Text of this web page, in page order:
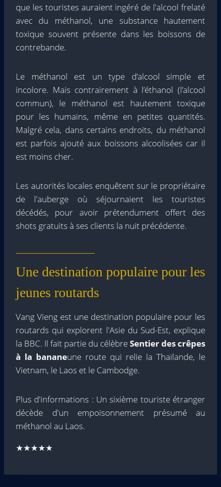
que les touristes auraient ingéré de l'alcool frelaté
avec du méthanol, une substance hautement
toxique souvent présente dans les boissons de
contrebande.
Le méthanol est un type d’alcool simple et
incolore. Mais contrairement à l’éthanol (l’alcool
commun), le méthanol est hautement toxique
pour les humains, même en petites quantités.
Malgré cela, dans certains endroits, du méthanol
est parfois ajouté aux boissons alcoolisées car il
est moins cher.
Les autorités locales enquêtent sur le propriétaire
de l'auberge où séjournaient les touristes
décédés, pour avoir prétendument offert des
shots gratuits à ses clients la nuit précédente.
Une destination populaire pour les
jeunes routards
Vang Vieng est une destination populaire pour les
routards qui explorent l'Asie du Sud-Est, explique
la BBC. Il fait partie du célèbreSentier des crêpes
à la bananeune route qui relie la Thaïlande, le
Vietnam, le Laos et le Cambodge.
Plus d'informations : Un sixième touriste étranger
décède d'un empoisonnement présumé au
méthanol au Laos.
★★★★★